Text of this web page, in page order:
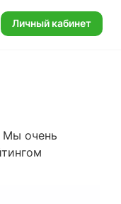
Личный кабинет
Мы очень